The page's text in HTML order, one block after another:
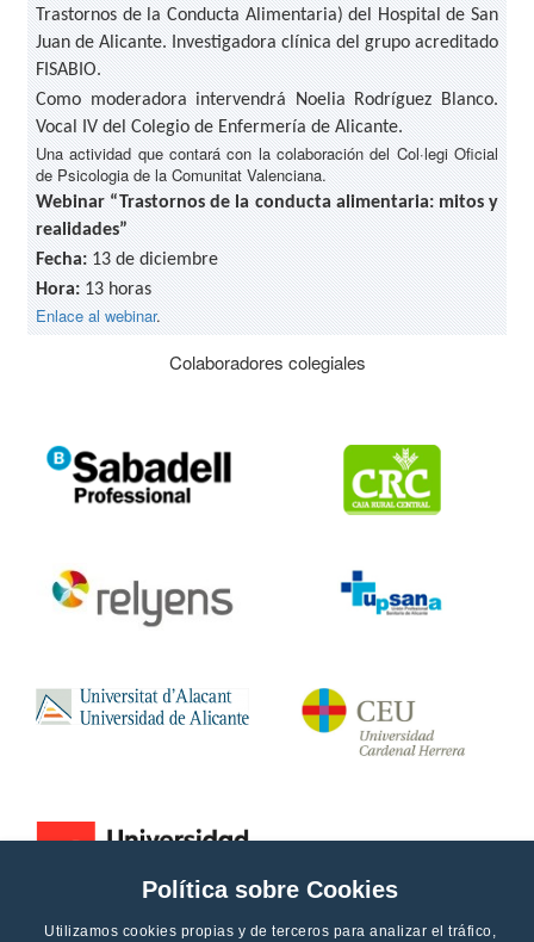
Política sobre Cookies
Utilizamos cookies propias y de terceros para analizar el tráfico,
Trastornos de la Conducta Alimentaria) del Hospital de San
Juan de Alicante. Investigadora clínica del grupo acreditado
FISABIO.
Como moderadora intervendrá Noelia Rodríguez Blanco.
Vocal IV del Colegio de Enfermería de Alicante.
Una actividad que contará con la colaboración del Col·legi Oficial
de Psicologia de la Comunitat Valenciana.
Webinar “Trastornos de la conducta alimentaria: mitos y
realidades”
Fecha: 13 de diciembre
Hora: 13 horas
Enlace al webinar.
Colaboradores colegiales